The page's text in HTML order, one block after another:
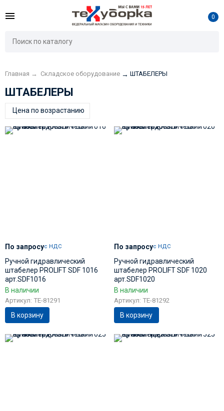
0
Главная → Складское оборудование → ШТАБЕЛЕРЫ
ШТАБЕЛЕРЫ
Цена по возрастанию
По запросус НДС
Ручной гидравлический
штабелер PROLIFT SDF 1016
арт.SDF1016
В наличии
Артикул: TE-81291
В корзину
По запросус НДС
Ручной гидравлический
штабелер PROLIFT SDF 1020
арт.SDF1020
В наличии
Артикул: TE-81292
В корзину